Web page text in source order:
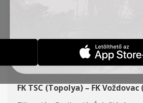
FK TSC (Topolya) – FK